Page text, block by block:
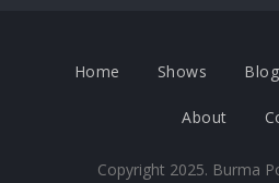
Home Shows Blog
About
Copyright 2025. Burma